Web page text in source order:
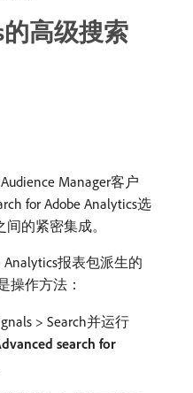
的高级搜索
Manager客户
for Adobe Analytics选
的紧密集成。
报表包派生的
操作方法：
> Search并运行
search for